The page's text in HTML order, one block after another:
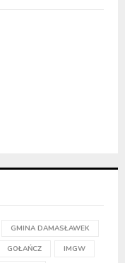
GMINA DAMASŁAWEK
GOŁAŃCZ IMGW